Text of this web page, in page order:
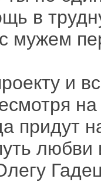
в
мужем
и
придут